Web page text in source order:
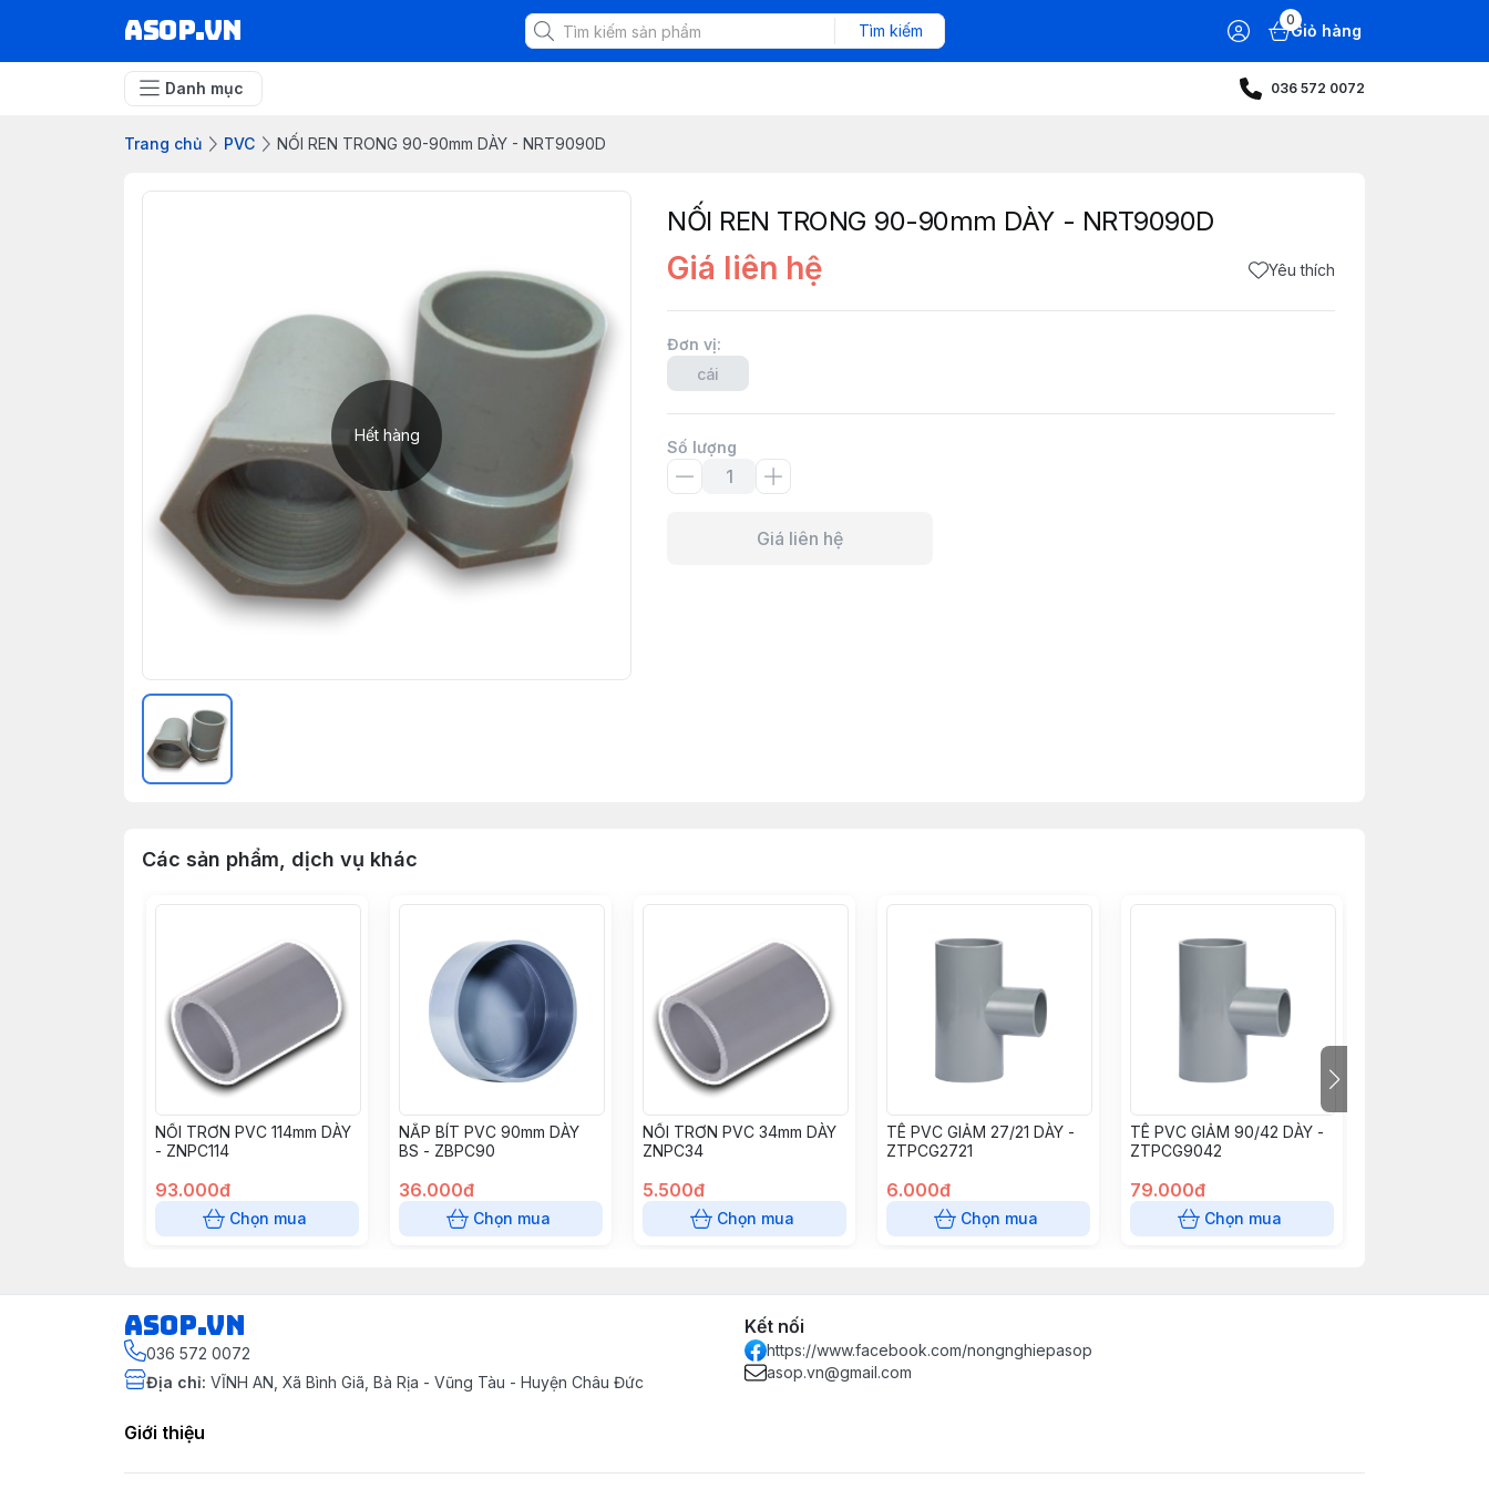
asop.vn Tìm kiếm
0
Giỏ hàng
Danh mục 036 572 0072
Trang chủ PVC NỐI REN TRONG 90-90mm DÀY - NRT9090D
Hết hàng
NỐI REN TRONG 90-90mm DÀY - NRT9090D
Giá liên hệ Yêu thích
Đơn vị:
cái
Số lượng
Giá liên hệ
Các sản phẩm, dịch vụ khác
NỐI TRƠN PVC 114mm DÀY
- ZNPC114
93.000đ
Chọn mua
NẮP BÍT PVC 90mm DÀY
BS - ZBPC90
36.000đ
Chọn mua
NỐI TRƠN PVC 34mm DÀY
ZNPC34
5.500đ
Chọn mua
TÊ PVC GIẢM 27/21 DÀY -
ZTPCG2721
6.000đ
Chọn mua
TÊ PVC GIẢM 90/42 DÀY -
ZTPCG9042
79.000đ
Chọn mua
asop.vn
036 572 0072
Địa chỉ: VĨNH AN, Xã Bình Giã, Bà Rịa - Vũng Tàu - Huyện Châu Đức
Kết nối
https://www.facebook.com/nongnghiepasop
asop.vn@gmail.com
Giới thiệu